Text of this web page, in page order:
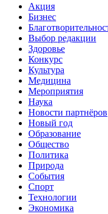
Акция
Бизнес
Выбор редакции
Здоровье
Конкурс
Культура
Медицина
Мероприятия
Наука
Новости партнёров
Новый год
Образование
Общество
Политика
Природа
События
Спорт
Технологии
Экономика